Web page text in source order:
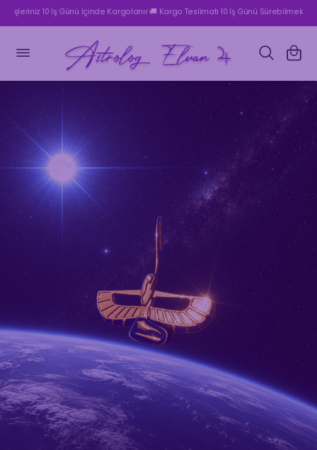
İçeriğe
atla
10 İş Günü İçinde Kargolanır 🚚 Kargo Teslimatı 10 İş Günü Sürebilmektedir |